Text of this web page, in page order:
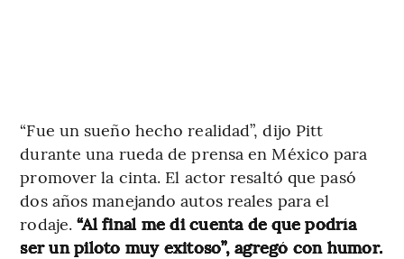
“Fue un sueño hecho realidad”, dijo Pitt
durante una rueda de prensa en México para
promover la cinta. El actor resaltó que pasó
dos años manejando autos reales para el
rodaje.“Al final me di cuenta de que podría
ser un piloto muy exitoso”, agregó con humor.